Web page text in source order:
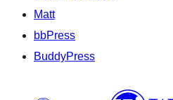
Matt
bbPress
BuddyPress